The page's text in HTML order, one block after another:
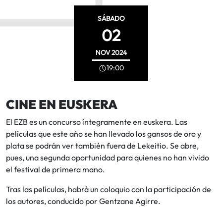
SÁBADO
02
NOV2024
19:00
CINE EN EUSKERA
El EZB es un concurso íntegramente en euskera. Las
películas que este año se han llevado los gansos de oro y
plata se podrán ver también fuera de Lekeitio. Se abre,
pues, una segunda oportunidad para quienes no han vivido
el festival de primera mano.
Tras las películas, habrá un coloquio con la participación de
los autores, conducido por Gentzane Agirre.